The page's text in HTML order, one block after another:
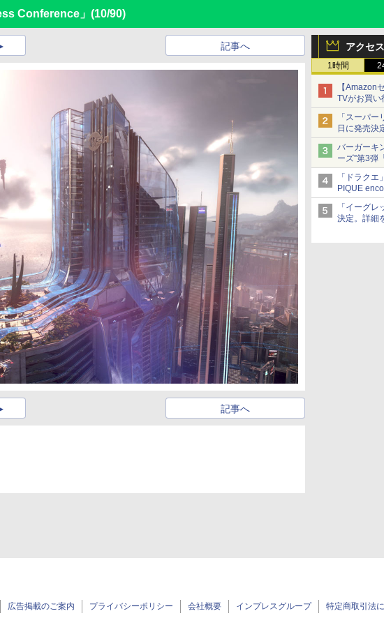
Conference」 (10/90)
アクセ
1時間
【Amazon
TVがお買
年モデルが
「スーパ
日に発売決
発売から2
バーガーキ
ーズ”第3弾
8月7日発売
「特製ガ
型チーズバ
「ドラク
PIQUE
本日発売
アイスカ
ビーサタン
「イーグ
決定。詳細
記事へ
記事へ
広告掲載のご案内 プライバシーポリシー 会社概要 インプレスグループ 特定商取引法